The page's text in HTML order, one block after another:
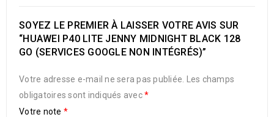
SOYEZ LE PREMIER À LAISSER VOTRE AVIS SUR
“HUAWEI P40 LITE JENNY MIDNIGHT BLACK 128
GO (SERVICES GOOGLE NON INTÉGRÉS)”
Votre adresse e-mail ne sera pas publiée.
Les champs
obligatoires sont indiqués avec*
Votre note *